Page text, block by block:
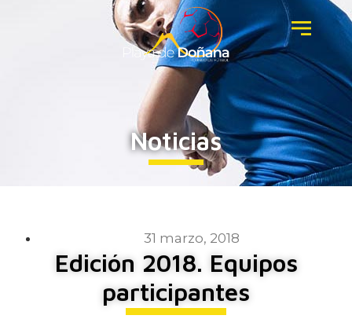
Noticias
31 marzo, 2018
Edición 2018. Equipos
participantes